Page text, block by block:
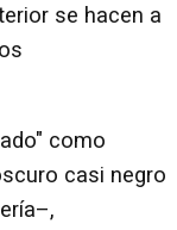
se hacen a
como
casi negro